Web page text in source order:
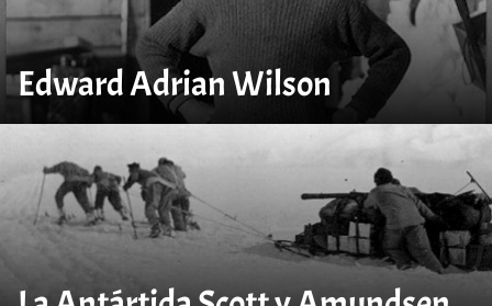
Edward Adrian Wilson